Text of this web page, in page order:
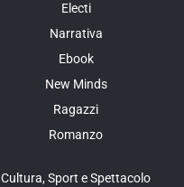
Electi
Narrativa
Ebook
New Minds
Ragazzi
Romanzo
Cultura, Sport e Spettacolo